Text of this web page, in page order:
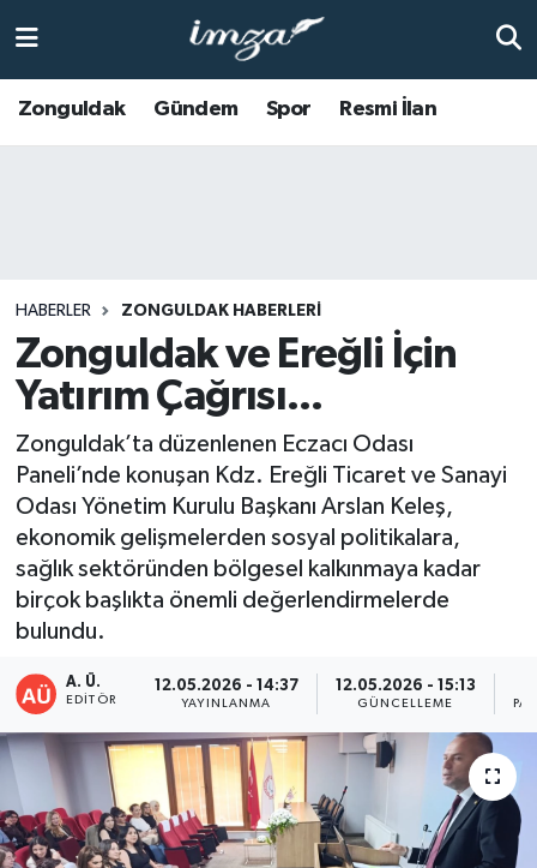
Zonguldak Gündem Spor Resmi İlan
HABERLER ZONGULDAK HABERLERI
Zonguldak ve Ereğli İçin
Yatırım Çağrısı...
Zonguldak’ta düzenlenen Eczacı Odası
Paneli’nde konuşan Kdz. Ereğli Ticaret ve Sanayi
Odası Yönetim Kurulu Başkanı Arslan Keleş,
ekonomik gelişmelerden sosyal politikalara,
sağlık sektöründen bölgesel kalkınmaya kadar
birçok başlıkta önemli değerlendirmelerde
bulundu.
A. Ü.
EDITÖR
12.05.2026 - 14:37
YAYINLANMA
12.05.2026 - 15:13
GÜNCELLEME
Anasayfa
BARTIN
BOLU
ÇAYCUMA
DEVREK
DÜZCE
EREĞLİ
GÖKÇEBEY
KARABÜK
Zonguldak Hava Durumu
Tüm Manşetler
Son Dakika Haberleri
Haber Arşivi